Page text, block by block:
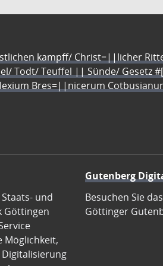
kampff/ Christ=||licher
Todt/ Teuffel || Sünde/ Gesetz
Bres=||nicerum
und
Göttingen
Möglichkeit,
Gutenberg
Besuchen Sie
Göttinger